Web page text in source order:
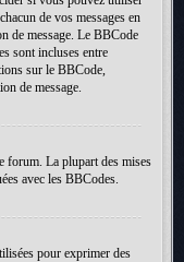
de vos messages en
de message. Le BBCode
sont incluses entre
sur le BBCode,
de message.
forum. La plupart des mises
avec les BBCodes.
pour exprimer des